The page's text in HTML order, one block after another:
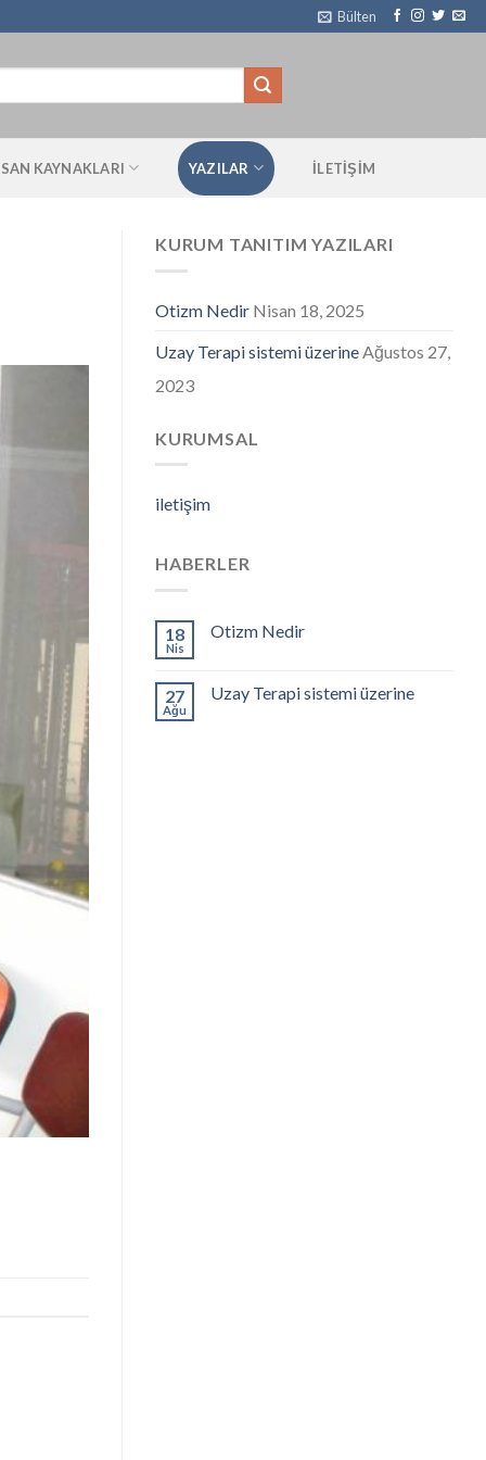
Bülten
KAYNAKLARI YAZILAR ILETIŞIM
KURUM TANITIM YAZILARI
Otizm Nedir Nisan 18, 2025
Uzay Terapi sistemi üzerine Ağustos 27,
2023
KURUMSAL
iletişim
HABERLER
18
Nis
Otizm Nedir
27
Ağu
Uzay Terapi sistemi üzerine